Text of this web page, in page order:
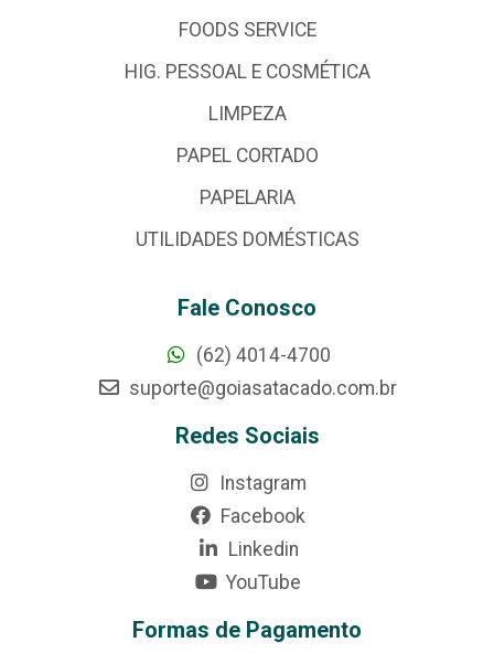
FOODS SERVICE
HIG. PESSOAL E COSMÉTICA
LIMPEZA
PAPEL CORTADO
PAPELARIA
UTILIDADES DOMÉSTICAS
Fale Conosco
(62) 4014-4700
suporte@goiasatacado.com.br
Redes Sociais
Instagram
Facebook
Linkedin
YouTube
Formas de Pagamento